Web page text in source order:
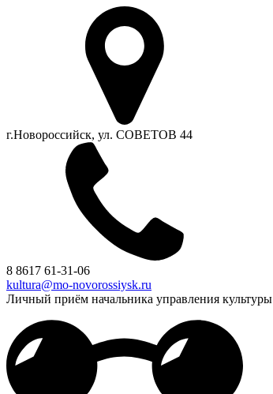
г.Новороссийск, ул. СОВЕТОВ 44
8 8617 61-31-06
kultura@mo-novorossiysk.ru
Личный приём начальника управления культуры